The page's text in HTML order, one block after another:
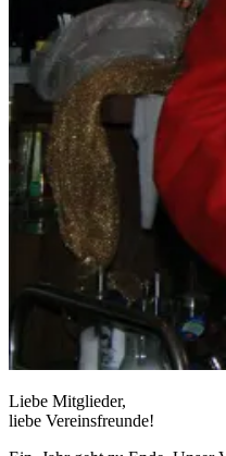
Liebe Mitglieder,
liebe Vereinsfreunde!